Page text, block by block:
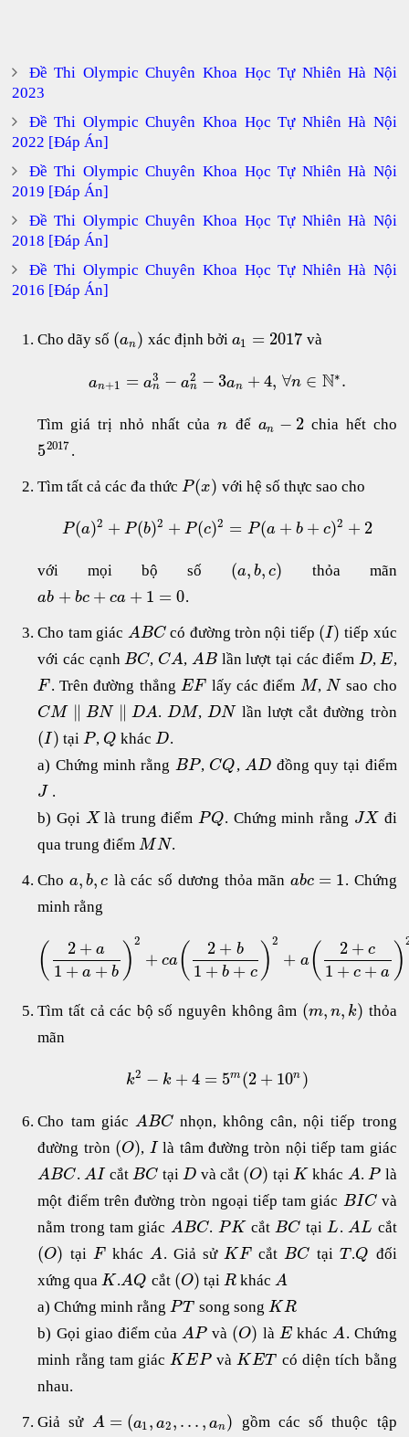
Đề Thi Olympic Chuyên Khoa Học Tự Nhiên Hà Nội
2023
Đề Thi Olympic Chuyên Khoa Học Tự Nhiên Hà Nội
2022 [Đáp Án]
Đề Thi Olympic Chuyên Khoa Học Tự Nhiên Hà Nội
2019 [Đáp Án]
Đề Thi Olympic Chuyên Khoa Học Tự Nhiên Hà Nội
2018 [Đáp Án]
Đề Thi Olympic Chuyên Khoa Học Tự Nhiên Hà Nội
2016 [Đáp Án]
Cho dãy số (an) xác định bởi a1 = 2017 và
an+1 = a3
n − a2
n − 3an + 4, ∀n ∈ N∗.
Tìm giá trị nhỏ nhất củan để an − 2chia hết cho
52017 .
Tìm tất cả các đa thứcP(x) với hệ số thực sao cho
P(a)2 + P(b)2 + P(c)2 = P(a + b + c)2 + 2
với mọi bộ số (a, b, c) thỏa mãn
ab + bc + ca + 1 = 0.
Cho tam giác ABC có đường tròn nội tiếp (I) tiếp xúc
với các cạnhBC, CA, AB lần lượt tại các điểm D,E,
F . Trên đường thẳng EF lấy các điểm M, N sao cho
CM ∥ BN ∥ DA. DM, DN lần lượt cắt đường tròn
(I) tạiP, Q khácD.
a) Chứng minh rằng BP, CQ, AD đồng quy tại điểm
J .
b) Gọi X là trung điểmPQ. Chứng minh rằng JX đi
qua trung điểmMN.
Choa, b, c là các số dương thỏa mãnabc = 1. Chứng
minh rằng
( 2 + a
1 + a + b )2
+ ca( 2 + b
1 + b + c ) 2
+ a( 2 + c
1 + c + a )
Tìm tất cả các bộ số nguyên không âm (m, n, k) thỏa
mãn
k2 − k + 4 = 5m (2 + 10n )
Cho tam giác ABC nhọn, không cân, nội tiếp trong
đường tròn (O), I là tâm đường tròn nội tiếp tam giác
ABC.AI cắtBC tạiD và cắt (O) tạiK khác A.P là
một điểm trên đường tròn ngoại tiếp tam giác BICvà
nằm trong tam giác ABC. PK cắtBC tạiL. AL cắt
(O) tạiF khácA. Giả sửKF cắtBC tạiT.Q đối
xứng quaK .AQ cắt (O) tạiR khácA
a) Chứng minh rằngPT song song KR
b) Gọi giao điểm của AP và (O) là E khácA. Chứng
minh rằng tam giácKEPvàKET có diện tích bằng
nhau.
Giả sử A = (a1, a2, . . . , an) gồm các số thuộc tập